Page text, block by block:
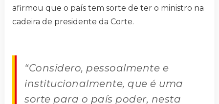
afirmou que o país tem sorte de ter o ministro na
cadeira de presidente da Corte.
“Considero, pessoalmente e
institucionalmente, que é uma
sorte para o país poder, nesta